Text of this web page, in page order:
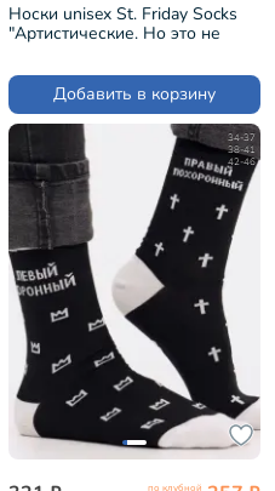
Носки unisex St. Friday Socks
"Артистические. Но это не
Добавить в корзину
34-37
38-41
42-46